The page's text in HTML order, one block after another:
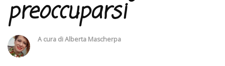
preoccuparsi
A cura diAlberta Mascherpa